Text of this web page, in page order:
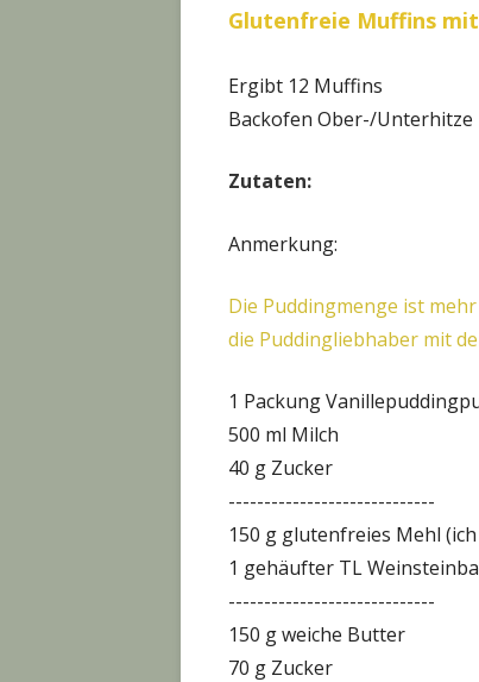
Glutenfreie Muffins
Ergibt 12 Muffins
Backofen Ober-/Unterhitze
Zutaten:
Anmerkung:
Die Puddingmenge ist
die Puddingliebhaber mit
1 Packung
500 ml Milch
40 g Zucker
-----------------------------
150 g glutenfreies Mehl
1 gehäufter TL
-----------------------------
150 g weiche Butter
70 g Zucker